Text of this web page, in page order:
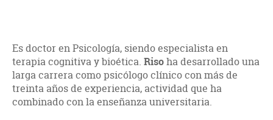
Es doctor en Psicología, siendo especialista en
terapia cognitiva y bioética. Risoha desarrollado una
larga carrera como psicólogo clínico con más de
treinta años de experiencia, actividad que ha
combinado con la enseñanza universitaria.